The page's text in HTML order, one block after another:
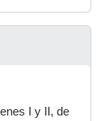
I y II, de